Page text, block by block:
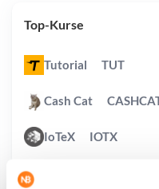
Top-Kurse
Tutorial TUT
Cash Cat
IoTeX IOTX